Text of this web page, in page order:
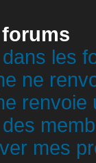
les
ne
renvoie
mes